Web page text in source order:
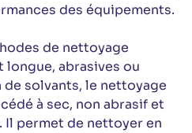
des équipements.
de nettoyage
abrasives ou
solvants, le nettoyage
à sec, non abrasif et
Il permet de nettoyer en